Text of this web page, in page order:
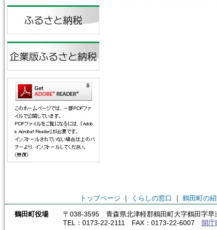
トップページ ｜ くらしの窓口 ｜ 鶴田町の
鶴田町役場
〒038-3595 青森県北津軽郡鶴田町大字鶴田字早
TEL：0173-22-2111 FAX：0173-22-6007
開